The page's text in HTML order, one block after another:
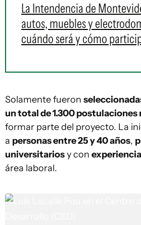
La Intendencia de
autos, muebles y
cuándo será y cómo
Solamente fueron
un total de 1.300 postulaciones
formar parte del proyecto. La
a personas entre25 y 40 años,
universitariosy con experiencia
área laboral.